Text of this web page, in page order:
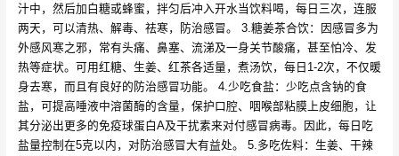
汁中，然后加白糖或蜂蜜，拌匀后冲入开水当饮料喝，每日三次，连服
两天，可以清热、解毒、祛寒，防治感冒。 3.糖姜茶合饮：因感冒多为
外感风寒之邪，常有头痛、鼻塞、流涕及一身关节酸痛，甚至怕冷、发
热等症状。可用红糖、生姜、红茶各适量，煮汤饮，每日1-2次，不仅暖
身去寒，而且有良好的防治感冒功能。 4.少吃食盐：少吃点含钠的食
盐，可提高唾液中溶菌酶的含量，保护口腔、咽喉部粘膜上皮细胞，让
其分泌出更多的免疫球蛋白A及干扰素来对付感冒病毒。因此，每日吃
盐量控制在5克以内，对防治感冒大有益处。 5.多吃佐料：生姜、干辣